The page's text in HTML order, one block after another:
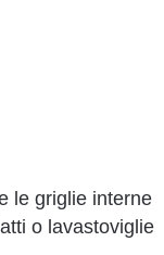
le griglie interne
o lavastoviglie